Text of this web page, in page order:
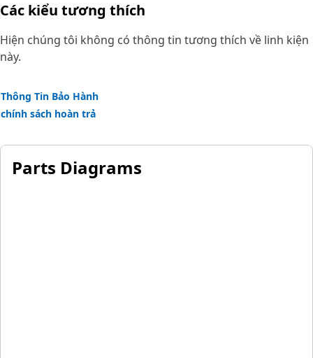
Các kiểu tương thích
Hiện chúng tôi không có thông tin tương thích về linh kiện
này.
Thông Tin Bảo Hành
chính sách hoàn trả
Parts Diagrams